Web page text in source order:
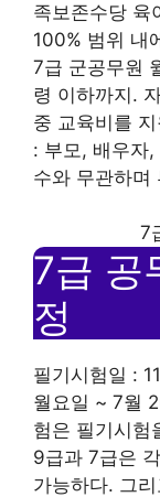
족보존수당 육
100% 범위 내
7급 군공무원
령 이하까지.
중 교육비를
: 부모, 배우자
수와 무관하며
7
7급 공
정
필기시험일 :
월요일 ~ 7월
험은 필기시험
9급과 7급은
가능하다. 그